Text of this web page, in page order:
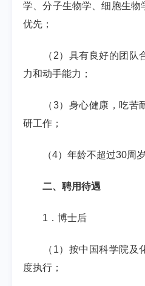
学、分子生物学、细胞生物
优先；
（ 2）具有良好的团队
力和动手能力；
（3）身心健康，吃苦
研工作；
（4）年龄不超过30周
二、聘用待遇
1 ．博士后
（ 1）按中国科学院及
度执行；